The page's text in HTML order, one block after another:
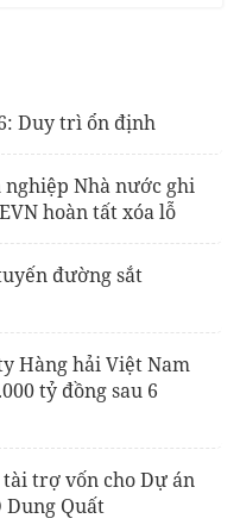
Duy trì ổn định
Nhà nước ghi
hoàn tất xóa lỗ
đường sắt
Hàng hải Việt Nam
tỷ đồng sau 6
trợ vốn cho Dự án
Dung Quất